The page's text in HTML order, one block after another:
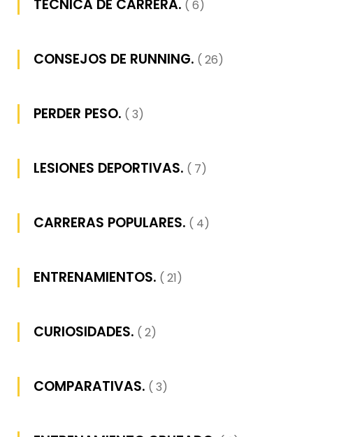
TECNICA DE CARRERA. ( 6)
CONSEJOS DE RUNNING. ( 26)
PERDER PESO. ( 3)
LESIONES DEPORTIVAS. ( 7)
CARRERAS POPULARES. ( 4)
ENTRENAMIENTOS. ( 21)
CURIOSIDADES. ( 2)
COMPARATIVAS. ( 3)